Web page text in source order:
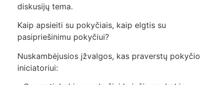
diskusijų tema.
Kaip apsieiti su pokyčiais, kaip elgtis su
pasipriešinimu pokyčiui?
Nuskambėjusios įžvalgos, kas praverstų pokyčio
iniciatoriui: